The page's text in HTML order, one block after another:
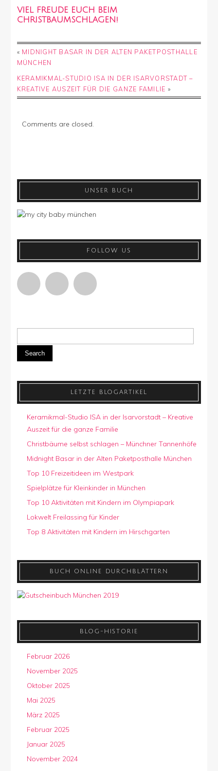
VIEL FREUDE EUCH BEIM
CHRISTBAUMSCHLAGEN!
« MIDNIGHT BASAR IN DER ALTEN PAKETPOSTHALLE
MÜNCHEN
KERAMIKMAL-STUDIO ISA IN DER ISARVORSTADT –
KREATIVE AUSZEIT FÜR DIE GANZE FAMILIE »
Comments are closed.
UNSER BUCH
FOLLOW US
Search
LETZTE BLOGARTIKEL
Keramikmal-Studio ISA in der Isarvorstadt – Kreative
Auszeit für die ganze Familie
Christbäume selbst schlagen – Münchner Tannenhöfe
Midnight Basar in der Alten Paketposthalle München
Top 10 Freizeitideen im Westpark
Spielplätze für Kleinkinder in München
Top 10 Aktivitäten mit Kindern im Olympiapark
Lokwelt Freilassing für Kinder
Top 8 Aktivitäten mit Kindern im Hirschgarten
BUCH ONLINE DURCHBLÄTTERN
BLOG-HISTORIE
Februar 2026
November 2025
Oktober 2025
Mai 2025
März 2025
Februar 2025
Januar 2025
November 2024